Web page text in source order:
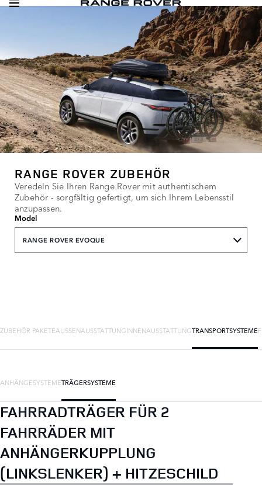
RANGE ROVER ZUBEHÖR
Veredeln Sie Ihren Range Rover mit authentischem
Zubehör - sorgfältig gefertigt, um sich Ihrem Lebensstil
anzupassen.
Model
RANGE ROVER EVOQUE
ZUBEHÖR PAKETEAUSSENAUSSTATTUNG INNENAUSSTATTUNGTRANSPORTSYSTEME
ANHÄNGESYSTEMETRÄGERSYSTEME
FAHRRADTRÄGER FÜR 2
FAHRRÄDER MIT
ANHÄNGERKUPPLUNG
(LINKSLENKER) + HITZESCHILD